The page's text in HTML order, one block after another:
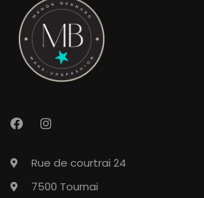
Rue de courtrai 24
7500 Tournai